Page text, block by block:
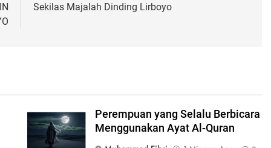
Sekilas Majalah Dinding Lirboyo
Perempuan yang Selalu Berbicara
Menggunakan Ayat Al-Quran